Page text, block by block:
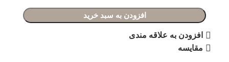
افزودن به سبد خرید
افزودن به علاقه مندی
مقایسه